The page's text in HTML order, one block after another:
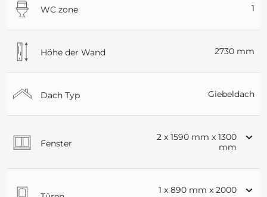
WC zone 1
Höhe der Wand 2730 mm
Dach Typ Giebeldach
Fenster
2 x 1590 mm x 1300
mm
1 x 890 mm x 2000